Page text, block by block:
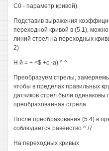
С0 - параметр кривой).
Подставив выражения
переходной кривой в (5.1),
линий стрел на переходных
2)
Н й = + <$ +с -а) ^ ^
Преобразуем стрелы,
чтобы в пределах правильных
датчиков стрел были одинаковы
преобразованная стрела
После преобразования (5.4) в
соблюдается равенство ^ /7
На переходных кривых